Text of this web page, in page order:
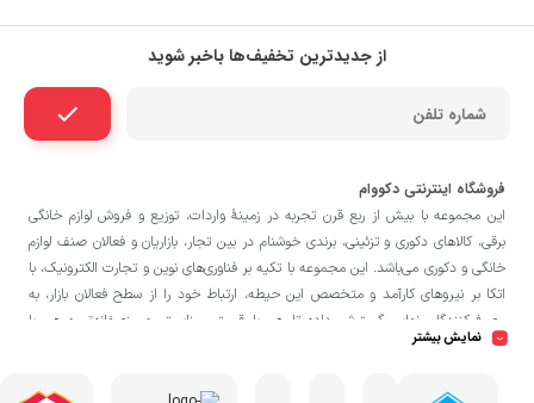
از جدیدترین تخفیف‌ها باخبر شوید
فروشگاه اینترنتی دکووام
این مجموعه با بيش از ربع قرن تجربه در زمينۀ واردات، توزيع و فروش لوازم خانگی
برقی، کالاهای دکوری و تزئینی، برندی خوشنام در بين تجار، بازاريان و فعالان صنف لوازم
خانگی و دکوری می‌باشد. این مجموعه با تكيه بر فناوری‌های نوين و تجارت الكترونيک، با
اتکا بر نيروهای كارآمد و متخصص اين حيطه، ارتباط خود را از سطح فعالان بازار، به
مصرف‌كنندگان نهايی گسترش داده تا هم با قيمتی مناسبتر و منصفانه‌تر و هم با
خدماتی گسترده‌تر و كيفی‌تر در خدمت هموطنان عزیز در اقصی نقاط ميهنمان باشد.
نمایش بیشتر